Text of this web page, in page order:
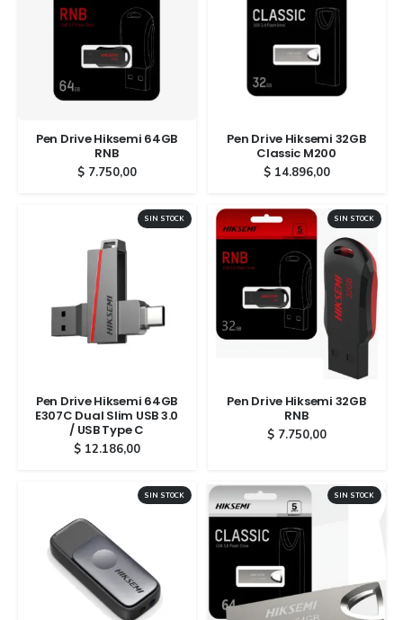
Pen Drive Hiksemi 64GB
RNB
$7.750,00
Pen Drive Hiksemi 32GB
Classic M200
$14.896,00
SIN STOCK
Pen Drive Hiksemi 64GB
E307C Dual Slim USB 3.0
/ USB Type C
$12.186,00
SIN STOCK
Pen Drive Hiksemi 32GB
RNB
$7.750,00
SIN STOCK SIN STOCK